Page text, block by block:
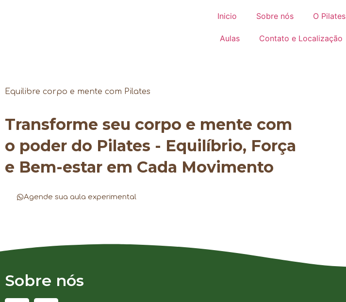
Inicio Sobre nós O Pilates
Aulas Contato e Localização
Equilibre corpo e mente com Pilates
Transforme seu corpo e mente com
o poder do Pilates - Equilíbrio, Força
e Bem-estar em Cada Movimento
Agende sua aula experimental
Sobre nós